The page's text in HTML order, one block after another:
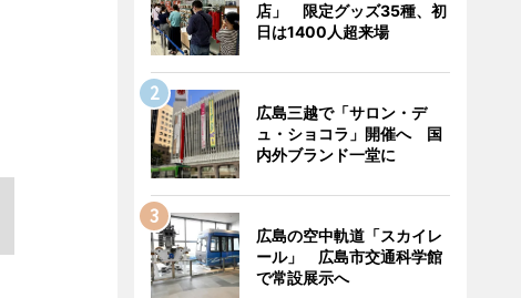
店」 限定グッズ35種、初
日は1400人超来場
広島三越で「サロン・デ
ュ・ショコラ」開催へ 国
内外ブランド一堂に
広島の空中軌道「スカイレ
ール」 広島市交通科学館
で常設展示へ